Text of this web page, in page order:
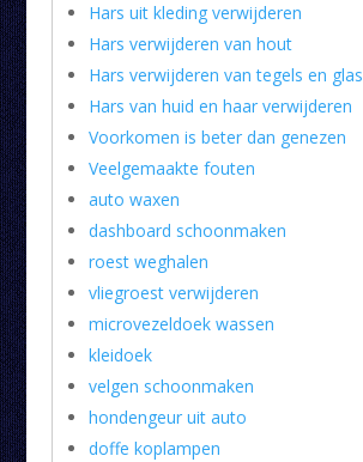
Hars uit kleding verwijderen
Hars verwijderen van hout
Hars verwijderen van tegels en glas
Hars van huid en haar verwijderen
Voorkomen is beter dan genezen
Veelgemaakte fouten
auto waxen
dashboard schoonmaken
roest weghalen
vliegroest verwijderen
microvezeldoek wassen
kleidoek
velgen schoonmaken
hondengeur uit auto
doffe koplampen